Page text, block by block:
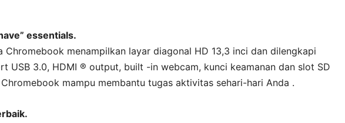
essentials.
Chromebook menampilkan layar diagonal HD 13,3 inci dan dilengkapi
USB 3.0, HDMI ® output, built -in webcam, kunci keamanan dan slot SD
mampu membantu tugas aktivitas sehari-hari Anda .